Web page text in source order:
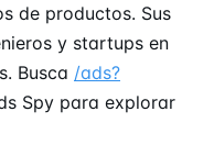
de productos. Sus
y startups en
Busca /ads?
Spy para explorar